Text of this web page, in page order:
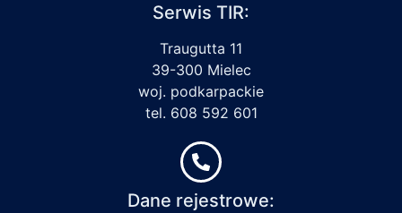
Serwis TIR:
Traugutta 11
39-300 Mielec
woj. podkarpackie
tel. 608 592 601
Dane rejestrowe: